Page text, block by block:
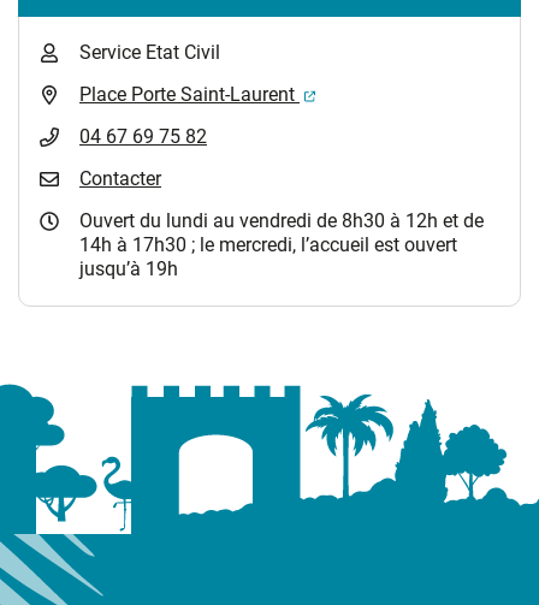
Service Etat Civil
Place Porte Saint-Laurent
(ouverture dans un
04 67 69 75 82
Contacter
Ouvert du lundi au vendredi de 8h30 à 12h et de
14h à 17h30 ; le mercredi, l’accueil est ouvert
jusqu’à 19h